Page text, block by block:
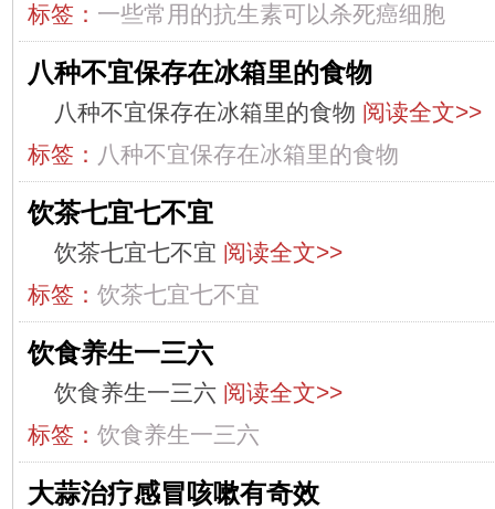
标签： 一些常用的抗生素可以杀死癌细胞
八种不宜保存在冰箱里的食物
八种不宜保存在冰箱里的食物 阅读全文>>
标签： 八种不宜保存在冰箱里的食物
饮茶七宜七不宜
饮茶七宜七不宜 阅读全文>>
标签： 饮茶七宜七不宜
饮食养生一三六
饮食养生一三六 阅读全文>>
标签： 饮食养生一三六
大蒜治疗感冒咳嗽有奇效